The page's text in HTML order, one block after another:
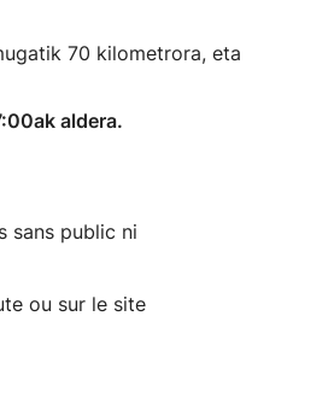
70 kilometrora, eta
aldera.
sans public ni
ou sur le site